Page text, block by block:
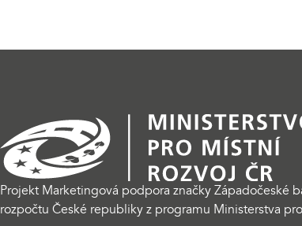
Projekt Marketingová podpora značky Západočeské
rozpočtu České republiky z programu Ministerstva